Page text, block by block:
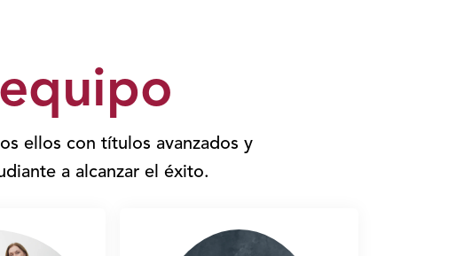
ellos con títulos avanzados y
a alcanzar el éxito.